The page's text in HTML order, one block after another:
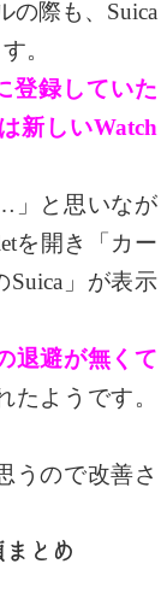
の際も、Suica
。
登録していた
新しいWatch
」と思いなが
を開き「カー
Suica」が表示
退避が無くて
たようです。
うので改善さ
とめ